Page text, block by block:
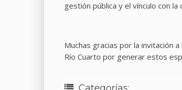
gestión pública y el vínculo con la
Muchas gracias por la invitación
Río Cuarto por generar estos